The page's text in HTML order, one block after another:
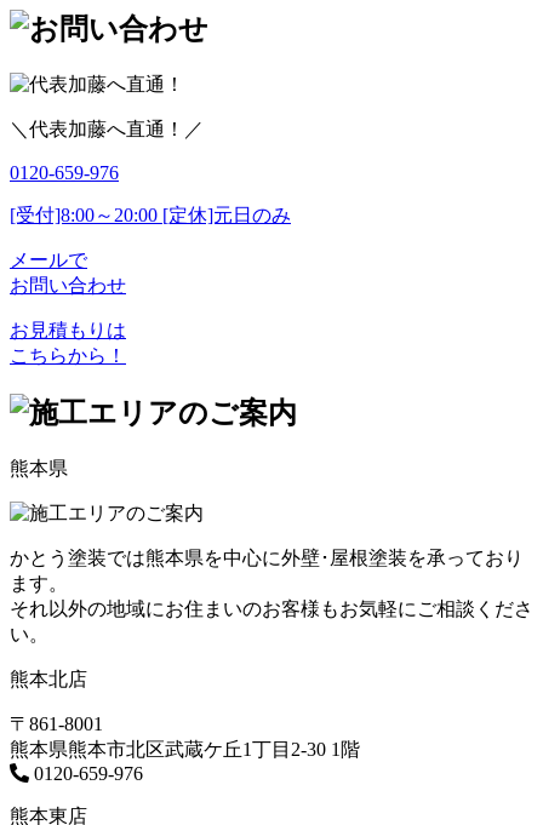
＼代表加藤へ直通！／
0120-659-976
[受付]8:00～20:00 [定休]元日のみ
メールで
お問い合わせ
お見積もりは
こちらから！
熊本県
かとう塗装では熊本県を中心に外壁･屋根塗装を承っており
ます。
それ以外の地域にお住まいのお客様もお気軽にご相談くださ
い。
熊本北店
〒861-8001
熊本県熊本市北区武蔵ケ丘1丁目2-30 1階
0120-659-976
熊本東店